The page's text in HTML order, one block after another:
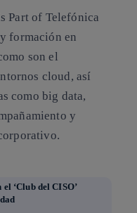
Part of Telefónica
formación en
son el
cloud, así
como big data,
y
‘Club del CISO’